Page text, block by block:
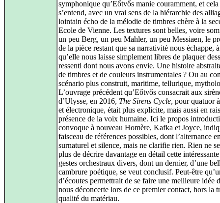
symphonique qu’Eőtvős manie couramment, et cela
s’entend, avec un vrai sens de la hiérarchie des
lointain écho de la mélodie de timbres chère à la
Ecole de Vienne. Les textures sont belles, voire
un peu Berg, un peu Mahler, un peu Messiaen, le
de la pièce restant que sa narrativité nous échappe,
qu’elle nous laisse simplement libres de plaquer
ressenti dont nous avons envie. Une histoire
de timbres et de couleurs instrumentales ? Ou au
scénario plus construit, maritime, tellurique,
L’ouvrage précédent qu’Eőtvős consacrait aux
d’Ulysse, en 2016, The Sirens Cycle, pour quatuor
et électronique, était plus explicite, mais aussi en
présence de la voix humaine. Ici le propos
convoque à nouveau Homère, Kafka et Joyce,
faisceau de références possibles, dont l’alternance
surnaturel et silence, mais ne clarifie rien. Rien ne
plus de décrire davantage en détail cette
gestes orchestraux divers, dont un dernier, d’une
cambrure poétique, se veut conclusif. Peut‑être
d’écoutes permettrait de se faire une meilleure idée
nous déconcerte lors de ce premier contact, hors la
qualité du matériau.